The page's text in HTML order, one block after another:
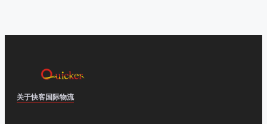
关于快客国际物流